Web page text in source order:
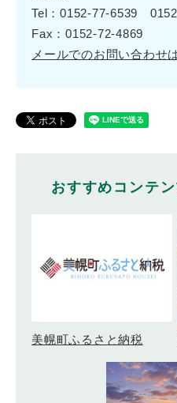
Tel：0152-77-6539
Fax：0152-72-4869
メールでのお問い合わせ
おすすめコンテン
美幌町ふるさと納税